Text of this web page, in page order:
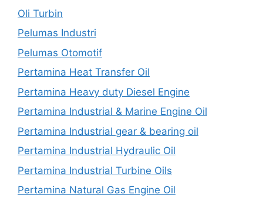
Oli Turbin
Pelumas Industri
Pelumas Otomotif
Pertamina Heat Transfer Oil
Pertamina Heavy duty Diesel Engine
Pertamina Industrial & Marine Engine Oil
Pertamina Industrial gear & bearing oil
Pertamina Industrial Hydraulic Oil
Pertamina Industrial Turbine Oils
Pertamina Natural Gas Engine Oil